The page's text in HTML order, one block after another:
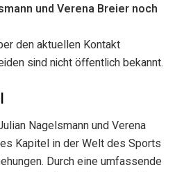
und Verena Breier noch
den aktuellen Kontakt
sind nicht öffentlich bekannt.
Nagelsmann und Verena
Kapitel in der Welt des Sports
Durch eine umfassende